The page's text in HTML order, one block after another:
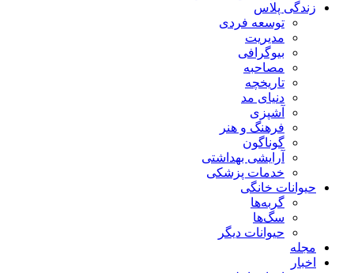
زندگی پلاس
توسعه فردی
مدیریت
بیوگرافی
مصاحبه
تاریخچه
دنیای مد
آشپزی
فرهنگ و هنر
گوناگون
آرایشی بهداشتی
خدمات پزشکی
حیوانات خانگی
گربه‌ها
سگ‌ها
حیوانات دیگر
مجله
اخبار